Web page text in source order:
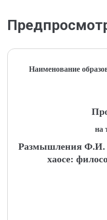
Наименование
на
Размышления Ф.И.
хаосе: